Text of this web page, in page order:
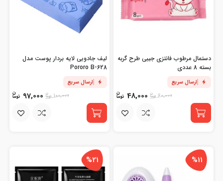
دستمال مرطوب فانتزی جیبی طرح گربه
بسته 8 عددی
ارسال سریع
60,000
48,000
لیف جادویی لایه بردار پوست مدل
Pororo B-628
ارسال سریع
100,000
97,000
%11
%21